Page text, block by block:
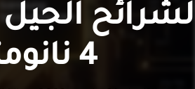
لشرائح الجيل
4 نانومتر